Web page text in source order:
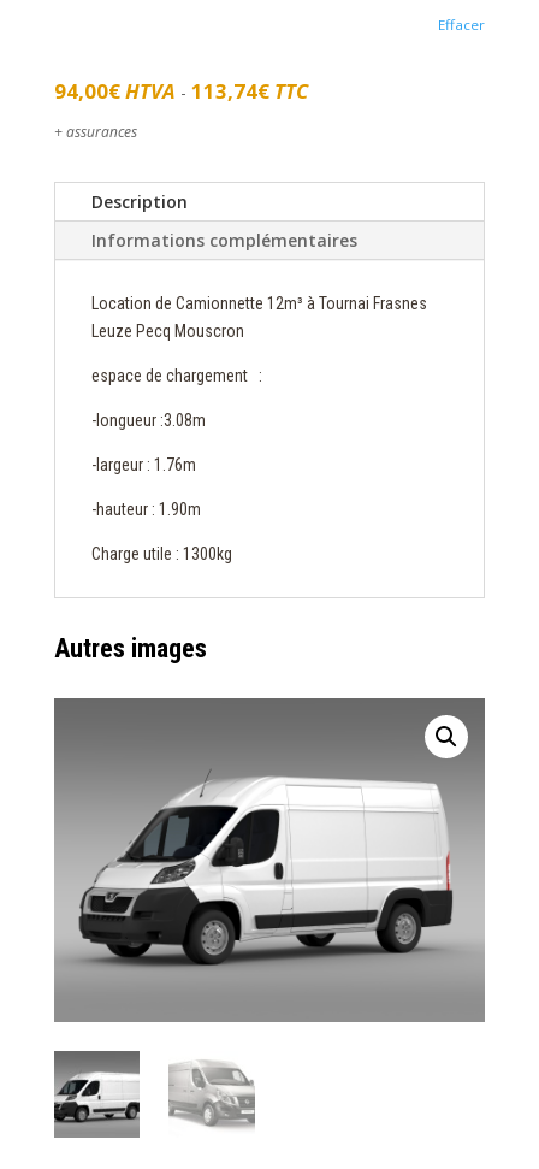
Effacer
94,00€HTVA - 113,74€ TTC
+ assurances
Description
Informations complémentaires
Location de Camionnette 12m³ à Tournai Frasnes
Leuze Pecq Mouscron
espace de chargement :
-longueur :3.08m
-largeur : 1.76m
-hauteur : 1.90m
Charge utile : 1300kg
Autres images